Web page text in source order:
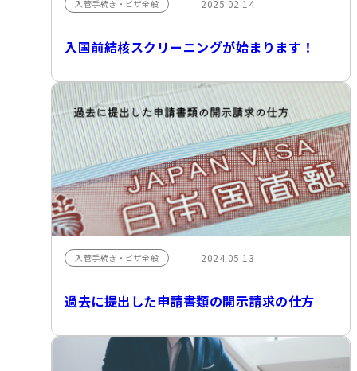
入管手続き・ビザ全般 2025.02.14
入国前結核スクリーニングが始まります！
入管手続き・ビザ全般 2024.05.13
過去に提出した申請書類の開示請求の仕方